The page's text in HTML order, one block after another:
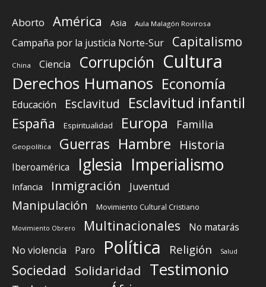
Aborto América Asia Aula Malagón Rovirosa
Campaña por la justicia Norte-Sur Capitalismo
China Ciencia Corrupción Cultura
Derechos Humanos Economía
Educación Esclavitud Esclavitud infantil
España Espiritualidad Europa Familia
Geopolítica Guerras Hambre Historia
Iberoamérica Iglesia Imperialismo
Infancia Inmigración Juventud
Manipulación Movimiento Cultural Cristiano
Movimiento Obrero Multinacionales
No matarás
No violencia
Paro Política Religión Salud
Sociedad Solidaridad Testimonio